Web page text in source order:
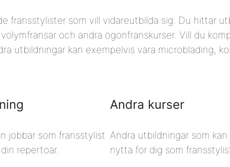
fransstylister som vill vidareutbilda sig. Du hittar
och andra ögonfranskurser. Vill du
utbildningar kan exempelvis vara microblading,
jobbar som fransstylist
repertoar.
Andra kurser
Andra utbildningar som
nytta för dig som